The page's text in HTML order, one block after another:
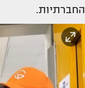
החברתיות.